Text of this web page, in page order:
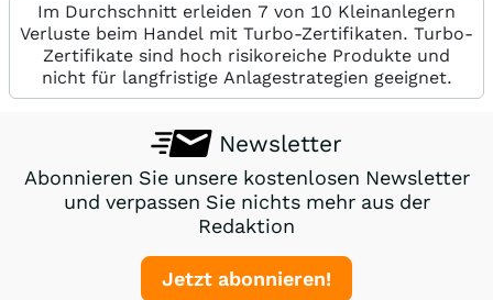
Im Durchschnitt erleiden 7 von 10 Kleinanlegern
Verluste beim Handel mit Turbo-Zertifikaten. Turbo-
Zertifikate sind hoch risikoreiche Produkte und
nicht für langfristige Anlagestrategien geeignet.
Newsletter
Abonnieren Sie unsere kostenlosen Newsletter
und verpassen Sie nichts mehr aus der
Redaktion
Jetzt abonnieren!